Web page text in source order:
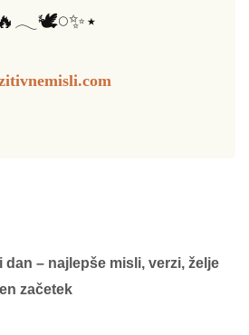
dan – najlepše misli, verzi, želje
začetek